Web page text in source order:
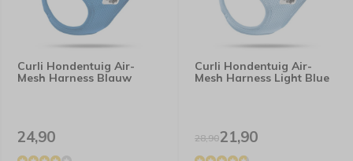
Curli Hondentuig Air-
Mesh Harness Blauw
24,90
Curli Hondentuig Air-
Mesh Harness Light Blue
28,9021,90